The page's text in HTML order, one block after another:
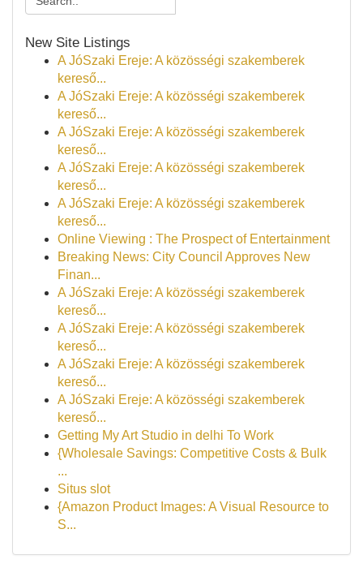
New Site Listings
A JóSzaki Ereje: A közösségi szakemberek
kereső...
A JóSzaki Ereje: A közösségi szakemberek
kereső...
A JóSzaki Ereje: A közösségi szakemberek
kereső...
A JóSzaki Ereje: A közösségi szakemberek
kereső...
A JóSzaki Ereje: A közösségi szakemberek
kereső...
Online Viewing : The Prospect of Entertainment
Breaking News: City Council Approves New
Finan...
A JóSzaki Ereje: A közösségi szakemberek
kereső...
A JóSzaki Ereje: A közösségi szakemberek
kereső...
A JóSzaki Ereje: A közösségi szakemberek
kereső...
A JóSzaki Ereje: A közösségi szakemberek
kereső...
Getting My Art Studio in delhi To Work
{Wholesale Savings: Competitive Costs & Bulk
...
Situs slot
{Amazon Product Images: A Visual Resource to
S...